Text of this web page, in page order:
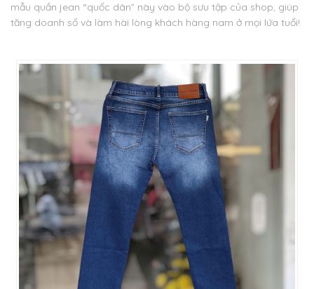
mẫu quần jean “quốc dân” này vào bộ sưu tập của shop, giúp
tăng doanh số và làm hài lòng khách hàng nam ở mọi lứa tuổi!